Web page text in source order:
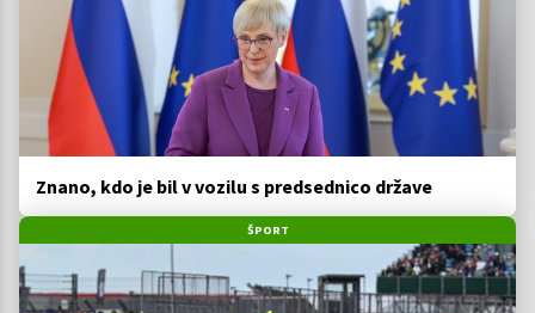
Znano, kdo je bil v vozilu s predsednico države
ŠPORT